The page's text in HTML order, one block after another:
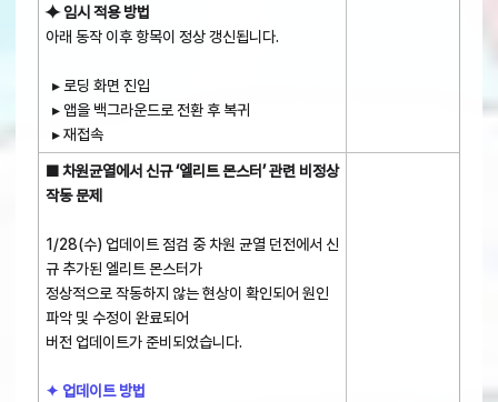
⯌ 임시 적용 방법
아래 동작 이후 항목이 정상 갱신됩니다.
▸ 로딩 화면 진입
▸ 앱을 백그라운드로 전환 후 복귀
▸ 재접속
■ 차원균열에서 신규 ‘엘리트 몬스터’ 관련 비정상
작동 문제
1/28(수) 업데이트 점검 중 차원 균열 던전에서 신
규 추가된 엘리트 몬스터가
정상적으로 작동하지 않는 현상이 확인되어 원인
파악 및 수정이 완료되어
버전 업데이트가 준비되었습니다.
✦ 업데이트 방법